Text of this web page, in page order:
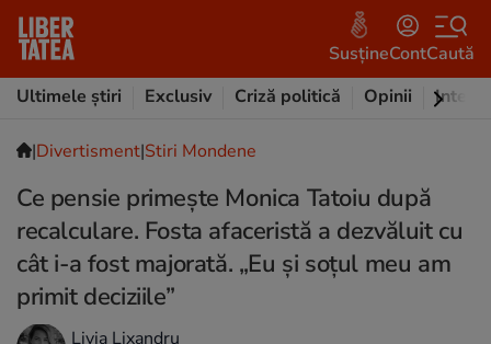
SusțineContCaută
Ultimele știri
Exclusiv Criză politică Opinii
|Divertisment|Stiri Mondene
Ce pensie primește Monica Tatoiu după
recalculare. Fosta afaceristă a dezvăluit cu
cât i-a fost majorată. „Eu și soțul meu am
primit deciziile”
Livia Lixandru